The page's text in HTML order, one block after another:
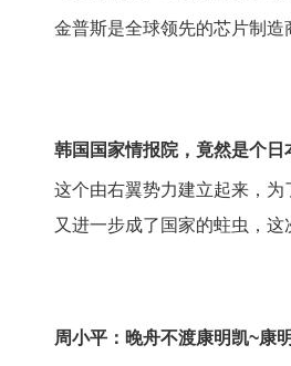
金普斯是全球领先的芯片制造
韩国国家情报院，竟然是个日
这个由右翼势力建立起来，
又进一步成了国家的蛀虫，这
周小平：晚舟不渡康明凯~康